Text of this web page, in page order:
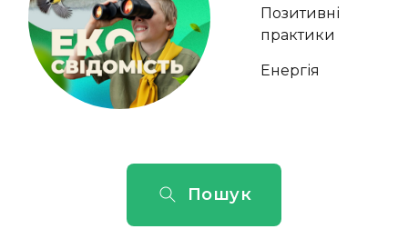
Позитивні
практики
Енергія
Пошук